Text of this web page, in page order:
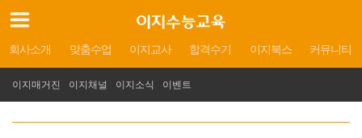
회사소개 맞춤수업 이지교사 합격수기 이지북스 커뮤니티
이지매거진 이지채널 이지소식 이벤트